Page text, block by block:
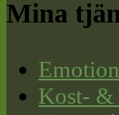
Mina
Kost- &